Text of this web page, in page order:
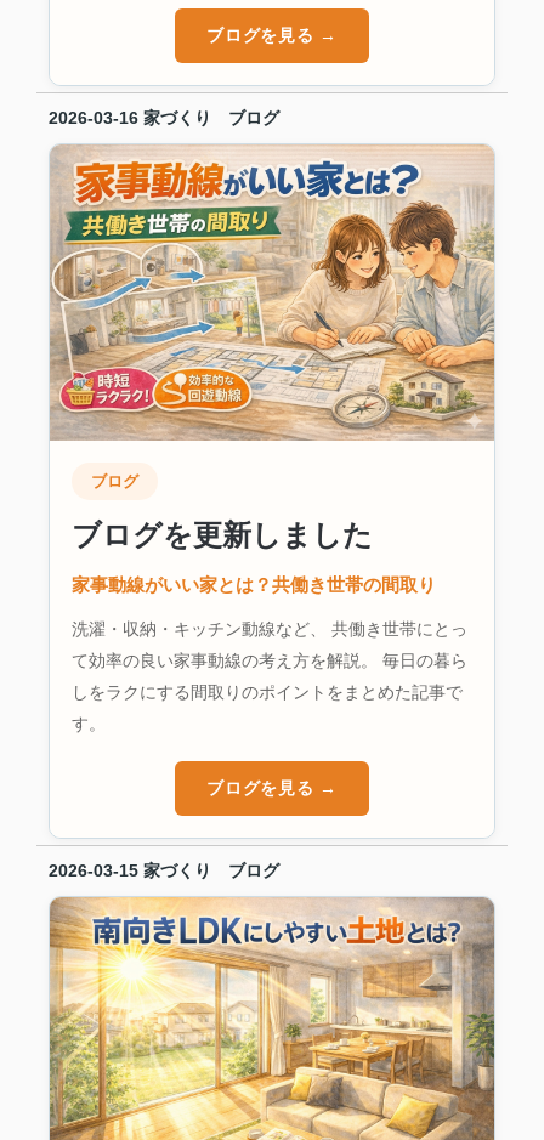
ブログを見る →
2026-03-16 家づくり ブログ
ブログ
ブログを更新しました
家事動線がいい家とは？共働き世帯の間取り
洗濯・収納・キッチン動線など、 共働き世帯にとっ
て効率の良い家事動線の考え方を解説。 毎日の暮ら
しをラクにする間取りのポイントをまとめた記事で
す。
ブログを見る →
2026-03-15 家づくり ブログ